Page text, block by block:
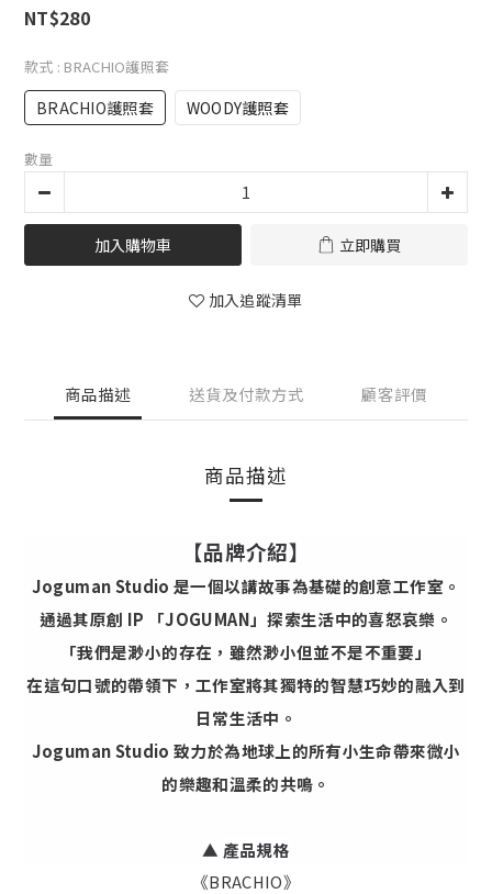
NT$280
款式 : BRACHIO護照套
BRACHIO護照套 WOODY護照套
數量
加入購物車 立即購買
加入追蹤清單
商品描述 送貨及付款方式 顧客評價
商品描述
【品牌介紹】
Joguman Studio 是一個以講故事為基礎的創意工作室。
通過其原創 IP 「JOGUMAN」探索生活中的喜怒哀樂。
「我們是渺小的存在，雖然渺小但並不是不重要」
在這句口號的帶領下，工作室將其獨特的智慧巧妙的融入到
日常生活中。
Joguman Studio 致力於為地球上的所有小生命帶來微小
的樂趣和溫柔的共鳴。
▲ 產品規格
《BRACHIO》